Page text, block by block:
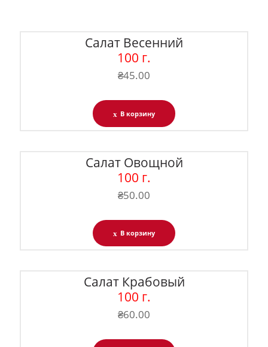
Салат Весенний
100 г.
₴45.00
В корзину
Салат Овощной
100 г.
₴50.00
В корзину
Салат Крабовый
100 г.
₴60.00